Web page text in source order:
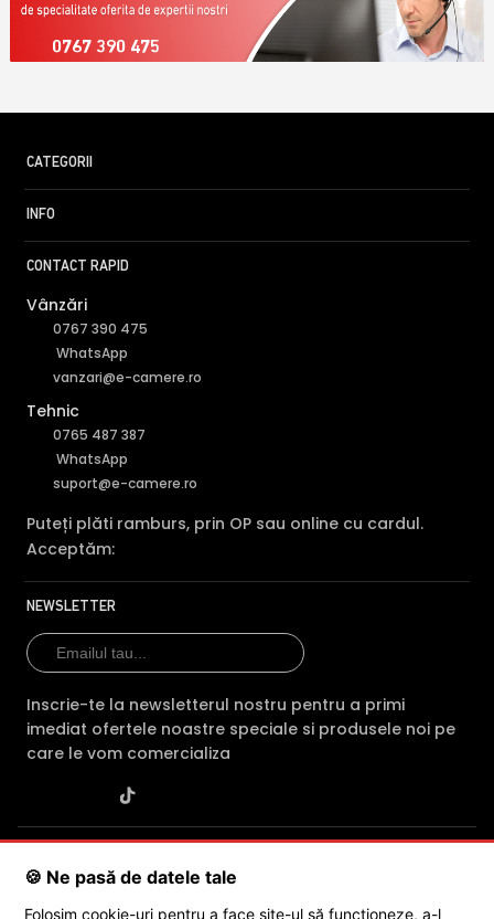
0767 390 475
CATEGORII
INFO
CONTACT RAPID
Vânzări
0767 390 475
WhatsApp
vanzari@e-camere.ro
Tehnic
0765 487 387
WhatsApp
suport@e-camere.ro
Puteți plăti ramburs, prin OP sau online cu cardul.
Acceptăm:
NEWSLETTER
Inscrie-te la newsletterul nostru pentru a primi
imediat ofertele noastre speciale si produsele noi pe
care le vom comercializa
J2015001227161· Capital social: 200 RON · Sediu: Str. Petrache
🍪 Ne pasă de datele tale
Folosim cookie-uri pentru a face site-ul să funcționeze, a-l